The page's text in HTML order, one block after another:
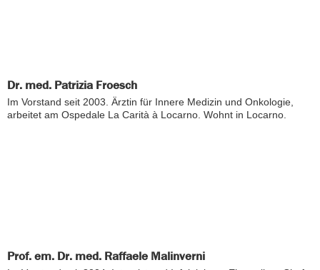
Dr. med. Patrizia Froesch
Im Vorstand seit 2003. Ärztin für Innere Medizin und Onkologie,
arbeitet am Ospedale La Carità à Locarno. Wohnt in Locarno.
Prof. em. Dr. med. Raffaele Malinverni